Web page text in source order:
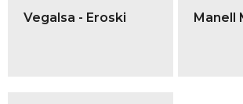
Vegalsa - Eroski Manell